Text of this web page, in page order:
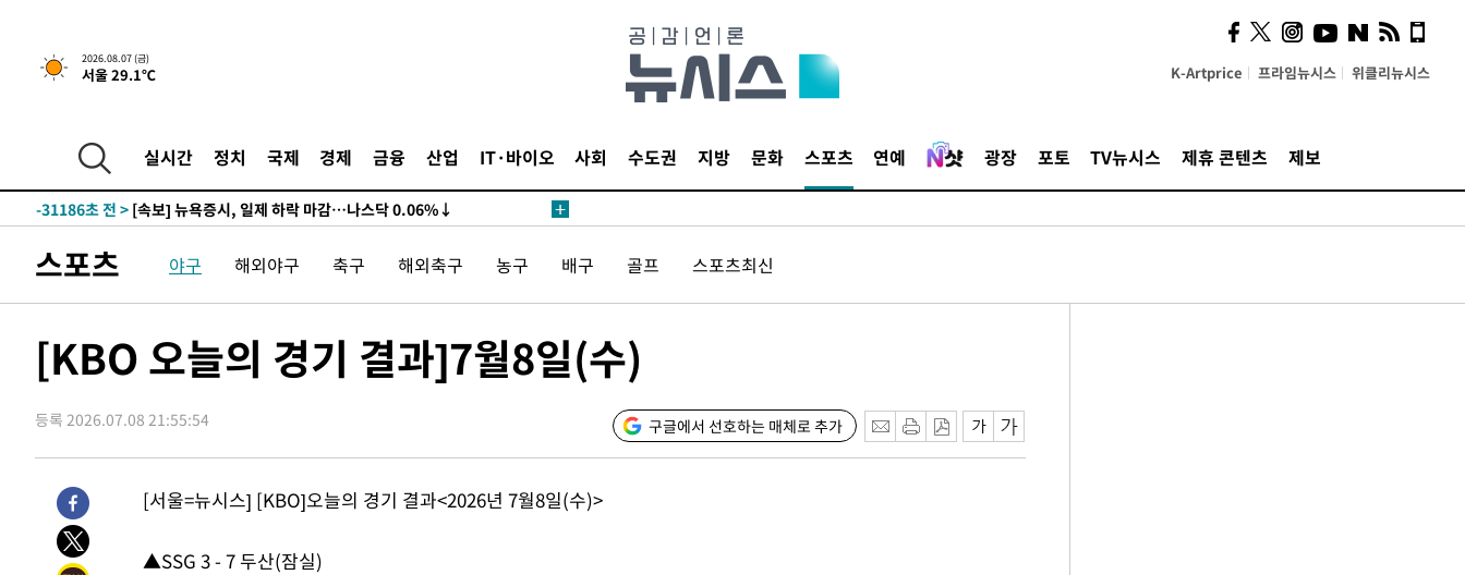
2026.08.07 (금)
서울 29.1℃ K-Artprice 프라임뉴시스 위클리뉴시스
실시간 정치 국제 경제 금융 산업 IT·바이오 사회 수도권 지방 문화 스포츠 연예 광장 포토 TV뉴시스 제휴 콘텐츠 제보
-31186초 전 > [속보] 뉴욕증시, 일제 하락 마감…나스닥 0.06%↓
스포츠 야구 해외야구 축구 해외축구 농구 배구 골프 스포츠최신
[KBO 오늘의 경기 결과]7월8일(수)
등록 2026.07.08 21:55:54 구글에서 선호하는 매체로 추가
[서울=뉴시스] [KBO]오늘의 경기 결과<2026년 7월8일(수)>
▲SSG 3 - 7 두산(잠실)